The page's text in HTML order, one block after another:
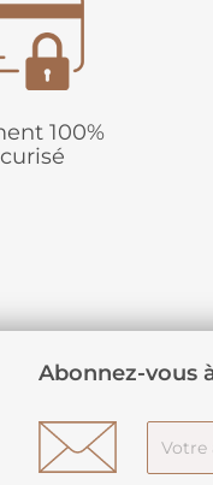
100%
Abonnez-vous